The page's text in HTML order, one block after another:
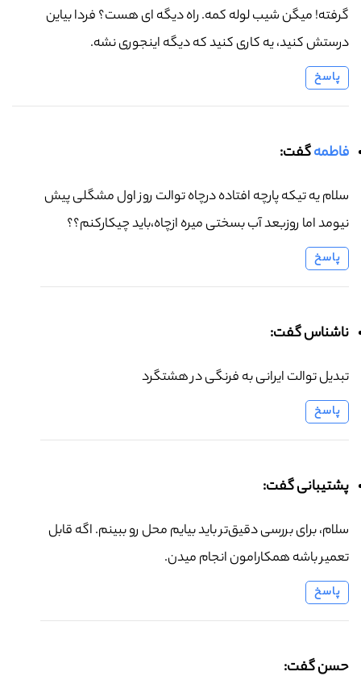
گرفته! میگن شیب لوله کمه. راه دیگه ای هست؟ فردا بیاین
درستش کنید، یه کاری کنید که دیگه اینجوری نشه.
پاسخ
فاطمهگفت:
سلام یه تیکه پارچه افتاده درچاه توالت روز اول مشگلی پیش
نیومد اما روزبعد آب بسختی میره ازچاه،باید چیکارکنم؟؟
پاسخ
ناشناس گفت:
تبدیل توالت ایرانی به فرنگی در هشتگرد
پاسخ
پشتیبانی گفت:
سلام، برای بررسی دقیق‌تر باید بیایم محل رو ببینم. اگه قابل
تعمیر باشه همکارامون انجام میدن.
پاسخ
حسن گفت: